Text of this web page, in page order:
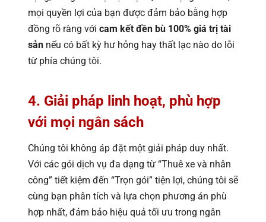
mọi quyền lợi của bạn được đảm bảo bằng hợp
đồng rõ ràng với cam kết đền bù 100% giá trị tài
sản nếu có bất kỳ hư hỏng hay thất lạc nào do lỗi
từ phía chúng tôi.
4. Giải pháp linh hoạt, phù hợp
với mọi ngân sách
Chúng tôi không áp đặt một giải pháp duy nhất.
Với các gói dịch vụ đa dạng từ “Thuê xe và nhân
công” tiết kiệm đến “Trọn gói” tiện lợi, chúng tôi sẽ
cùng bạn phân tích và lựa chọn phương án phù
hợp nhất, đảm bảo hiệu quả tối ưu trong ngân